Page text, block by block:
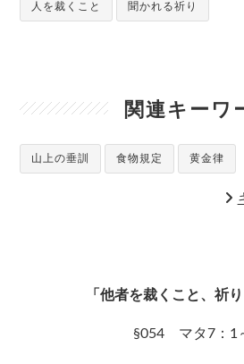
人を裁くこと 聞かれる祈り
関連キーワ
山上の垂訓 食物規定 黄金律
「他者を裁くこと、祈
§054 マタ7：1